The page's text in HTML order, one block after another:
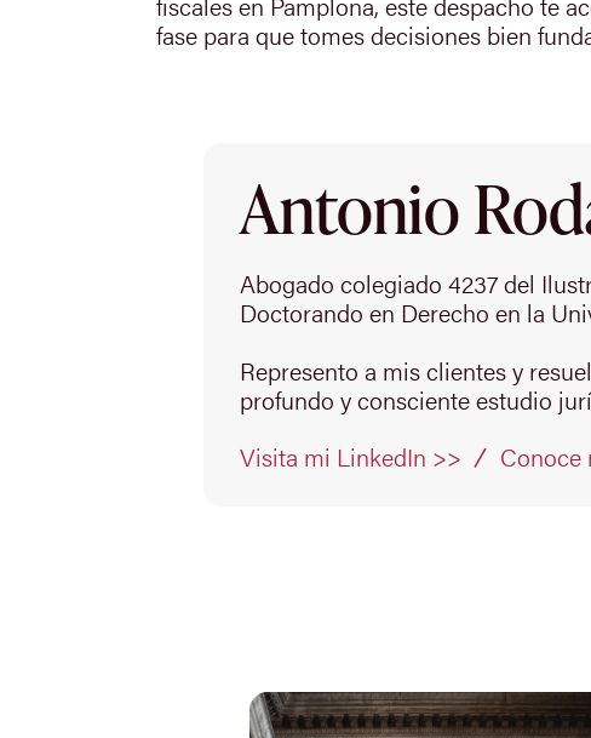
fase para que tomes decisiones bien
Antonio
Abogado colegiado 4237 del
Doctorando en Derecho en la
Represento a mis clientes y
profundo y consciente estudio
Visita mi LinkedIn >>
Conoce